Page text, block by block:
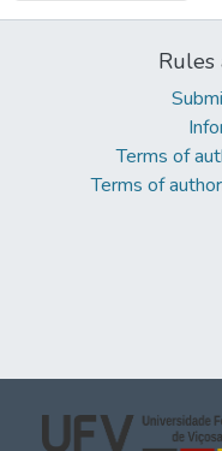
Rules
Terms of
Terms of